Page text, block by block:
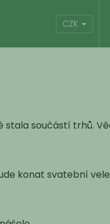
Kontakty
CZK
součástí trhů.
konat svatební